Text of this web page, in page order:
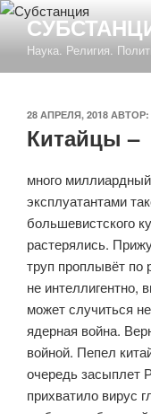
Перейти
содержимому
Наука. Религия.
ОПУБЛИКОВАНО
28 АПРЕЛЯ, 2018 АВТОР:
Китайцы –
много
эксплуатантами
большевистского
растерялись.
труп проплывёт по
не интеллигентно,
может случиться
ядерная война.
войной. Пепел
очередь засыплет
прихватило вирус